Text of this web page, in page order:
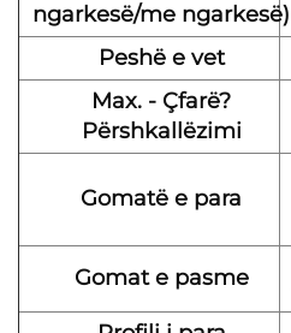
ngarkesë/me ngarkesë)
Peshë e vet
Max. - Çfarë?
Përshkallëzimi
Gomatë e para
Gomat e pasme